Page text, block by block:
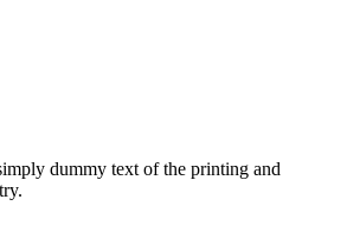
dummy text of the printing and